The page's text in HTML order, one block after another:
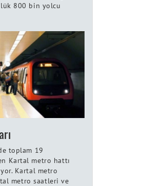
800 bin yolcu
toplam 19
Kartal metro hattı
Kartal metro
metro saatleri ve